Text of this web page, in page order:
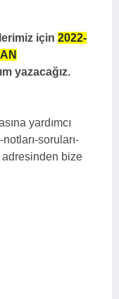
için 2022-
yazacağız.
yardımcı
notları-soruları-
bize